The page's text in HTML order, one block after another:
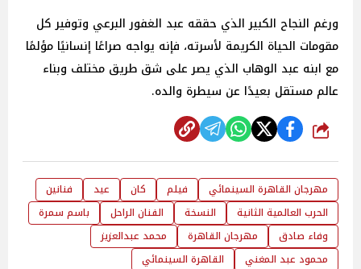
ورغم النجاح الكبير الذي حققه عبد الغفور البرعي وتوفير كل
مقومات الحياة الكريمة لأسرته، فإنه يواجه صراعًا إنسانيًا مؤلمًا
مع ابنه عبد الوهاب الذي يصر على شق طريق مختلف وبناء
عالم مستقل بعيدًا عن سيطرة والده.
شارك
مهرجان القاهرة السينمائي فيلم كان عيد
فنانين
الحرب العالمية الثانية
النسخة الفنان الراحل
باسم سمرة
وفاء صادق
مهرجان القاهرة
محمد عبدالعزيز
محمود عبد المغني
القاهرة السينمائي